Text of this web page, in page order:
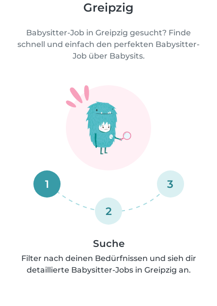
Greipzig
Babysitter-Job in Greipzig gesucht? Finde
schnell und einfach den perfekten Babysitter-
Job über Babysits.
1
2
3
Suche
Filter nach deinen Bedürfnissen und sieh dir
detaillierte Babysitter-Jobs in Greipzig an.